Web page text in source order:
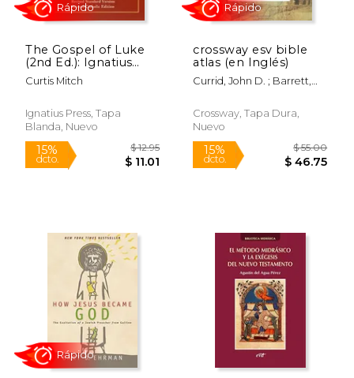
15% 15%
The Gospel of Luke
(2nd Ed.): Ignatius
Catholic Study Bible
(en Inglés)
Curtis Mitch
Ignatius Press, Tapa
Blanda, Nuevo
crossway esv bible
atlas (en Inglés)
Currid, John D. ; Barrett,
Crossway, Tapa Dura,
Nuevo